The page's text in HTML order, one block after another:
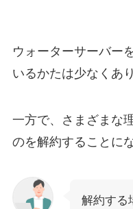
ウォーターサーバー
いるかたは少なくあ
一方で、さまざまな
のを解約することに
解約する